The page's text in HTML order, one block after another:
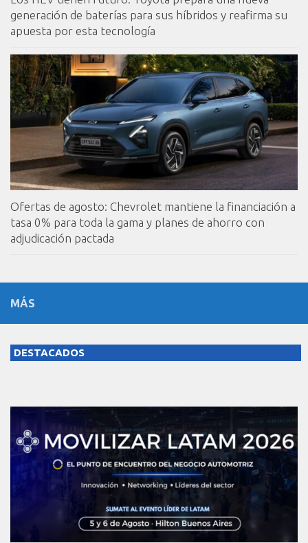
generación de baterías para sus híbridos y reafirma su
apuesta por esta tecnología
Ofertas de agosto: Chevrolet mantiene la financiación a
tasa 0% para toda la gama y planes de ahorro con
adjudicación pactada
MÁS
DESTACADOS